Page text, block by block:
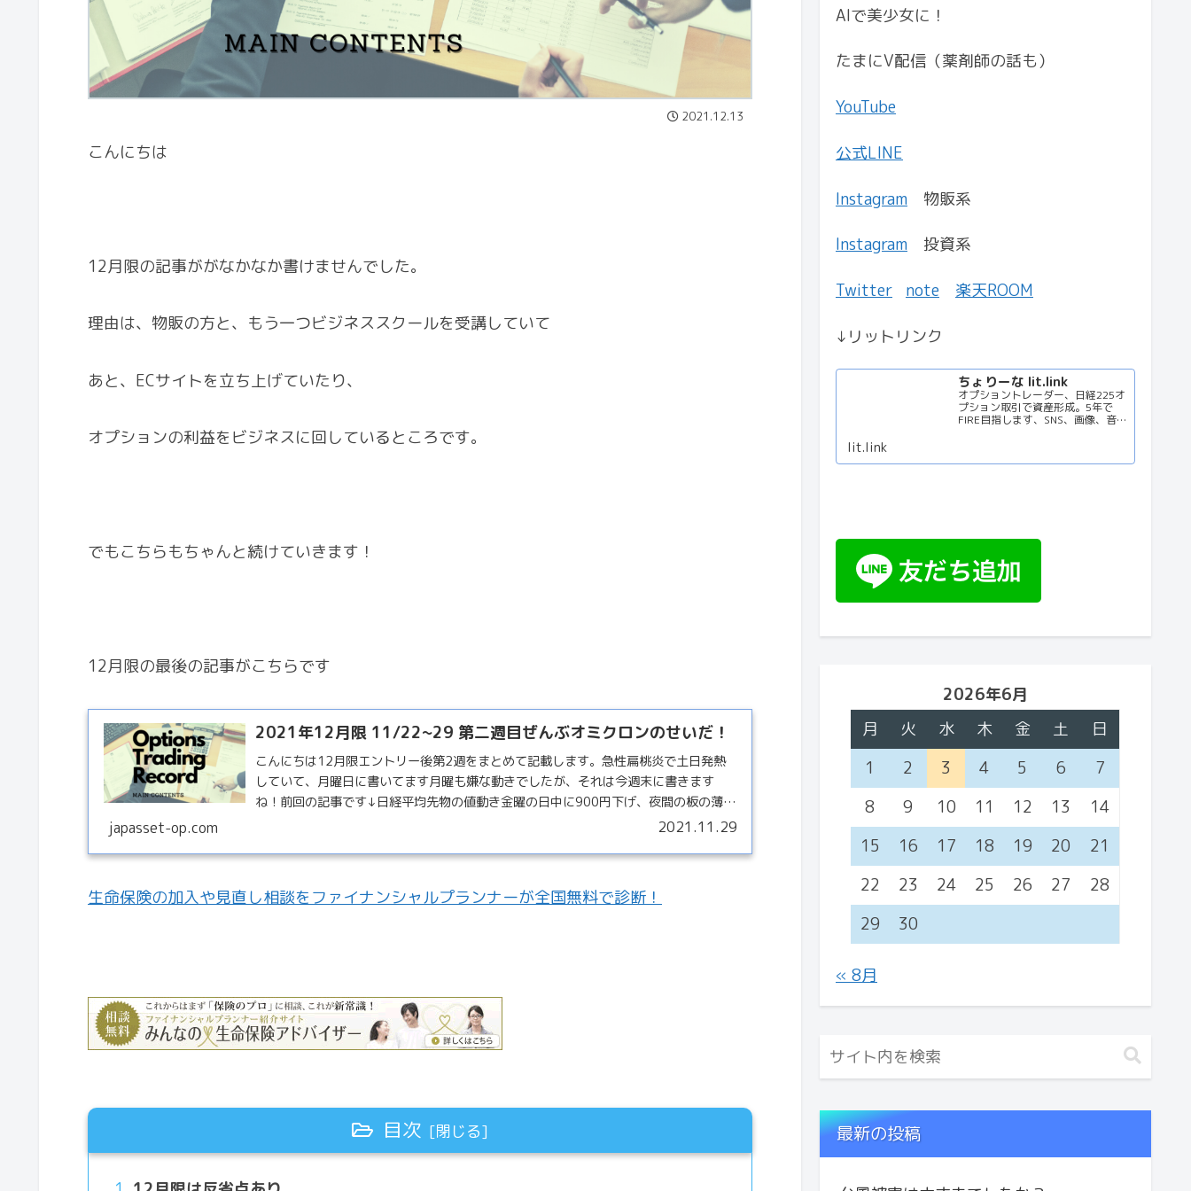
2021.12.13
こんにちは
12月限の記事ががなかなか書けませんでした。
理由は、物販の方と、もう一つビジネススクールを受講していて
あと、ECサイトを立ち上げていたり、
オプションの利益をビジネスに回しているところです。
でもこちらもちゃんと続けていきます！
12月限の最後の記事がこちらです
2021年12月限 11/22~29 第二週目ぜんぶオミクロンのせいだ！
こんにちは12月限エントリー後第2週をまとめて記載します。急性扁桃炎で土日発熱
していて、月曜日に書いてます月曜も嫌な動きでしたが、それは今週末に書きます
ね！前回の記事です↓日経平均先物の値動き金曜の日中に900円下げ、夜間の板の薄い
japasset-op.com 2021.11.29
生命保険の加入や見直し相談をファイナンシャルプランナーが全国無料で診断！
目次
AIで美少女に！
たまにV配信（薬剤師の話も）
YouTube
公式LINE
Instagram 物販系
Instagram 投資系
Twitter note 楽天ROOM
↓リットリンク
ちょりーな lit.link
オプショントレーダー、日経225オ
プション取引で資産形成。5年で
FIRE目指します、SNS、画像、音
lit.link
2026年6月
月
火 水 木 金 土
日
1
2 3 4 5 6
7
8
9 10 11 12 13
14
15
16 17 18 19 20
21
22
23 24 25 26 27
28
29
30
« 8月
最新の投稿